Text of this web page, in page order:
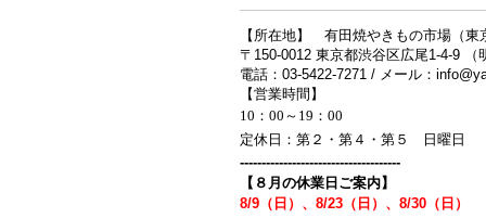
【所在地】 有田焼やきもの市場（東
〒150-0012 東京都渋谷区広尾1-4-9 （
電話：03-5422-7271 / メール：
【営業時間】
10：00～19：00
定休日：第２・第４・第５ 日曜日
-------------------------------------
【８月の休業日ご案内】
8/9（日）、8/23（日）、8/30（日）